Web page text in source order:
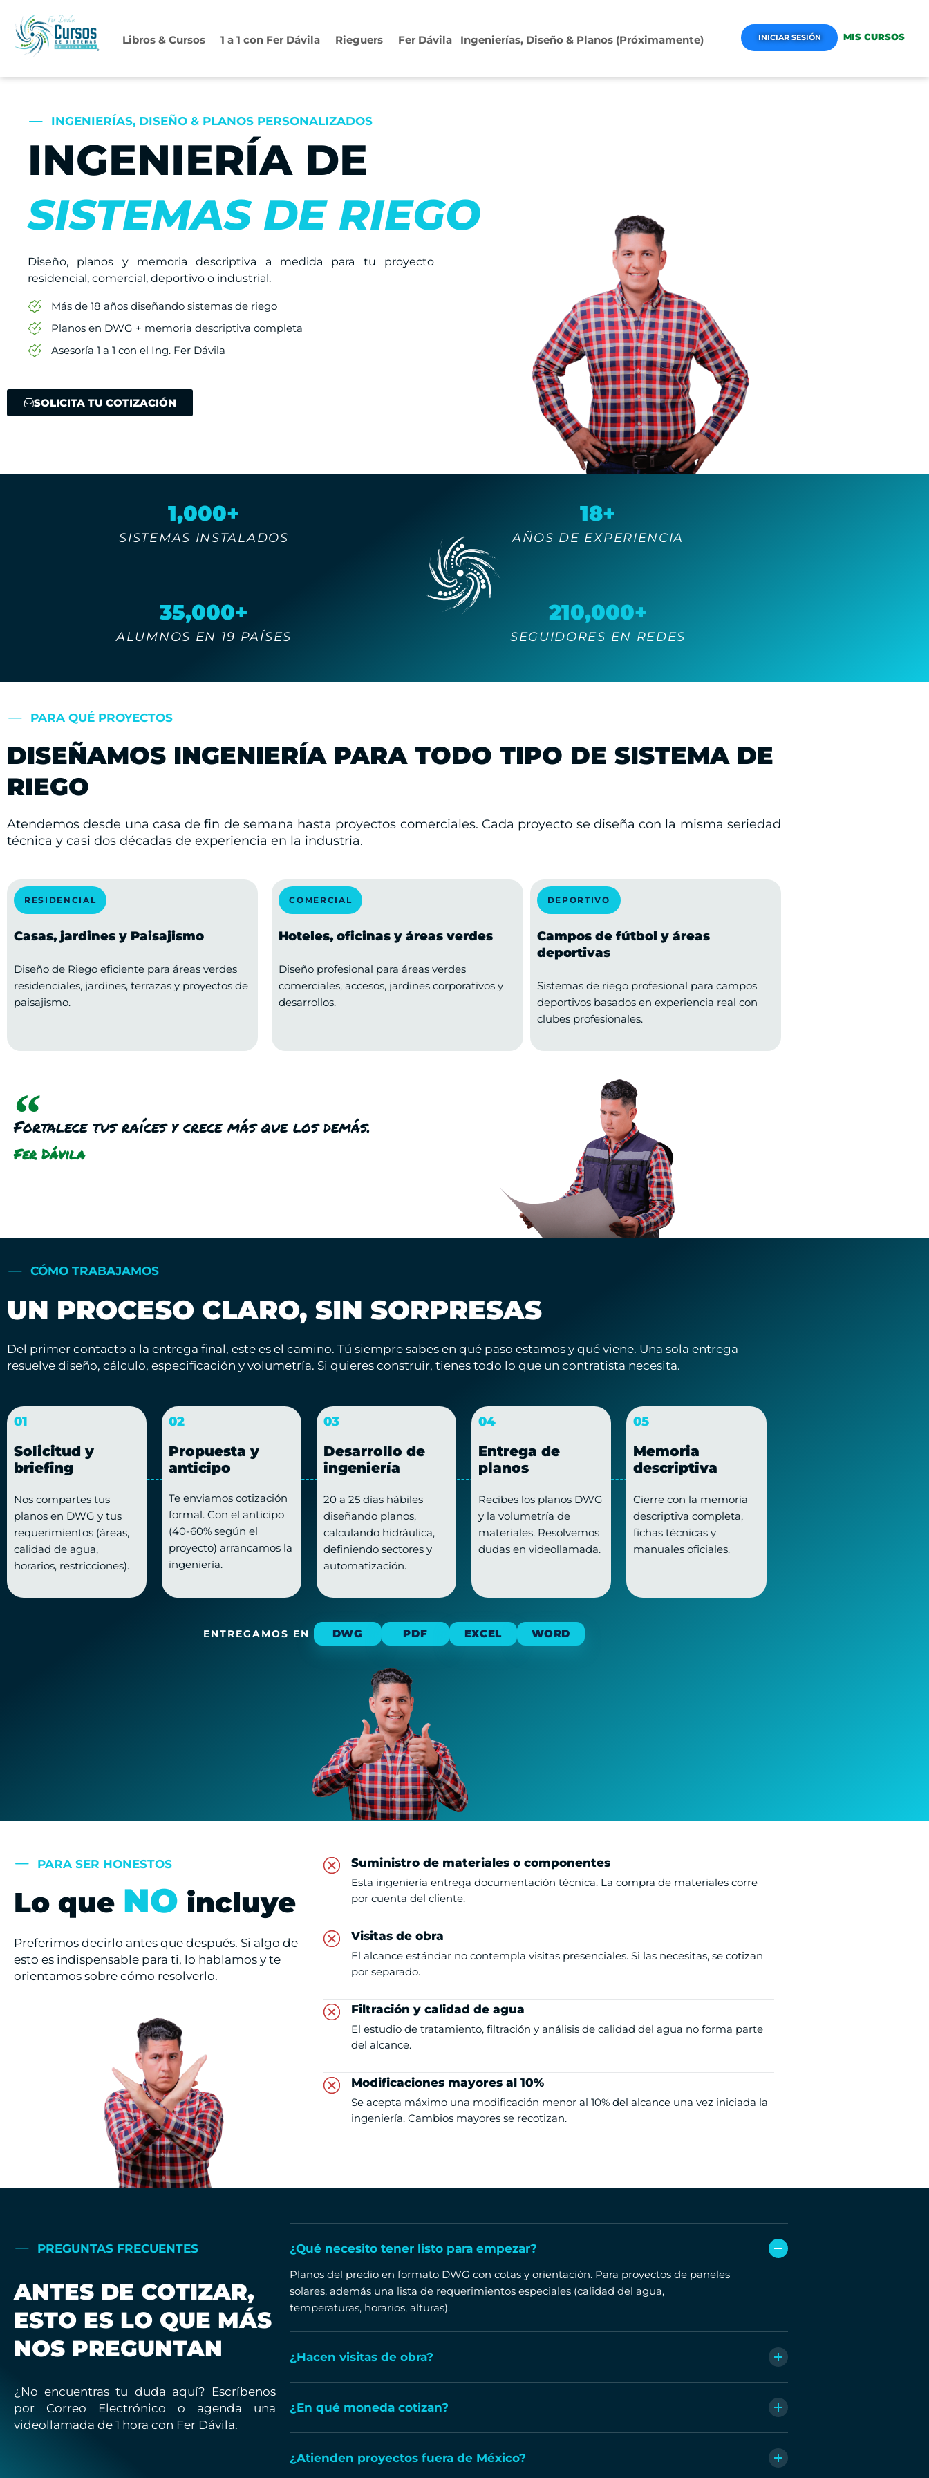
contenido
Libros & Cursos 1 a 1 con Fer Dávila Rieguers Fer Dávila Ingenierías, Diseño & Planos (Próximamente) INICIAR SESIÓN MIS CURSOS
INGENIERÍAS, DISEÑO & PLANOS PERSONALIZADOS
INGENIERÍA DE
SISTEMAS DE RIEGO
Diseño, planos y memoria descriptiva a medida para tu proyecto
residencial, comercial, deportivo o industrial.
Más de 18 años diseñando sistemas de riego
Planos en DWG + memoria descriptiva completa
Asesoría 1 a 1 con el Ing. Fer Dávila
SOLICITA TU COTIZACIÓN
1,000+
SISTEMAS INSTALADOS
18+
AÑOS DE EXPERIENCIA
35,000+
ALUMNOS EN 19 PAÍSES
210,000+
SEGUIDORES EN REDES
PARA QUÉ PROYECTOS
DISEÑAMOS INGENIERÍA PARA TODO TIPO DE SISTEMA DE
RIEGO
Atendemos desde una casa de fin de semana hasta proyectos comerciales. Cada proyecto se diseña con la misma seriedad
técnica y casi dos décadas de experiencia en la industria.
RESIDENCIAL
Casas, jardines y Paisajismo
Diseño de Riego eficiente para áreas verdes
residenciales, jardines, terrazas y proyectos de
paisajismo.
COMERCIAL
Hoteles, oficinas y áreas verdes
Diseño profesional para áreas verdes
comerciales, accesos, jardines corporativos y
desarrollos.
DEPORTIVO
Campos de fútbol y áreas
deportivas
Sistemas de riego profesional para campos
deportivos basados en experiencia real con
clubes profesionales.
Fortalece tus raíces y crece más que los demás.
Fer Dávila
CÓMO TRABAJAMOS
UN PROCESO CLARO, SIN SORPRESAS
Del primer contacto a la entrega final, este es el camino. Tú siempre sabes en qué paso estamos y qué viene. Una sola entrega
resuelve diseño, cálculo, especificación y volumetría. Si quieres construir, tienes todo lo que un contratista necesita.
01
Solicitud y
briefing
Nos compartes tus
planos en DWG y tus
requerimientos (áreas,
calidad de agua,
horarios, restricciones).
02
Propuesta y
anticipo
Te enviamos cotización
formal. Con el anticipo
(40-60% según el
proyecto) arrancamos la
ingeniería.
03
Desarrollo de
ingeniería
20 a 25 días hábiles
diseñando planos,
calculando hidráulica,
definiendo sectores y
automatización.
04
Entrega de
planos
Recibes los planos DWG
y la volumetría de
materiales. Resolvemos
dudas en videollamada.
05
Memoria
descriptiva
Cierre con la memoria
descriptiva completa,
fichas técnicas y
manuales oficiales.
ENTREGAMOS EN DWG PDF EXCEL WORD
PARA SER HONESTOS
Lo que NO incluye
Preferimos decirlo antes que después. Si algo de
esto es indispensable para ti, lo hablamos y te
orientamos sobre cómo resolverlo.
Suministro de materiales o componentes
Esta ingeniería entrega documentación técnica. La compra de materiales corre
por cuenta del cliente.
Visitas de obra
El alcance estándar no contempla visitas presenciales. Si las necesitas, se cotizan
por separado.
Filtración y calidad de agua
El estudio de tratamiento, filtración y análisis de calidad del agua no forma parte
del alcance.
Modificaciones mayores al 10%
Se acepta máximo una modificación menor al 10% del alcance una vez iniciada la
ingeniería. Cambios mayores se recotizan.
PREGUNTAS FRECUENTES
ANTES DE COTIZAR,
ESTO ES LO QUE MÁS
NOS PREGUNTAN
¿No encuentras tu duda aquí? Escríbenos
por Correo Electrónico o agenda una
videollamada de 1 hora con Fer Dávila.
¿Qué necesito tener listo para empezar?
Planos del predio en formato DWG con cotas y orientación. Para proyectos de paneles
solares, además una lista de requerimientos especiales (calidad del agua,
temperaturas, horarios, alturas).
¿Hacen visitas de obra?
¿En qué moneda cotizan?
¿Atienden proyectos fuera de México?